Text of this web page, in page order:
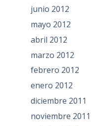
junio 2012
mayo 2012
abril 2012
marzo 2012
febrero 2012
enero 2012
diciembre 2011
noviembre 2011